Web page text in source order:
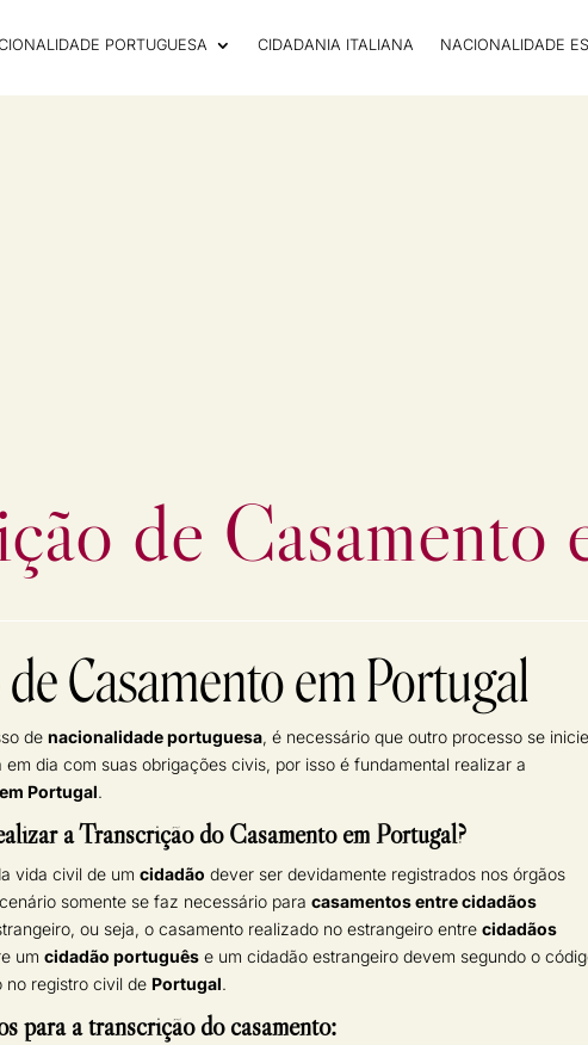
PORTUGUESA CIDADANIA ITALIANA NACIONALIDADE
de Casamento
Casamento em Portugal
denacionalidade portuguesa, é necessário que outro processo se inicie
em dia com suas obrigações civis, por isso é fundamental realizar a
Portugal.
a Transcrição do Casamento em Portugal?
vida civil de umcidadão dever ser devidamente registrados nos órgãos
somente se faz necessário paracasamentos entre cidadãos
ou seja, o casamento realizado no estrangeiro entrecidadãos
umcidadão português e um cidadão estrangeiro devem segundo o
no registro civil de Portugal.
para a transcrição do casamento: